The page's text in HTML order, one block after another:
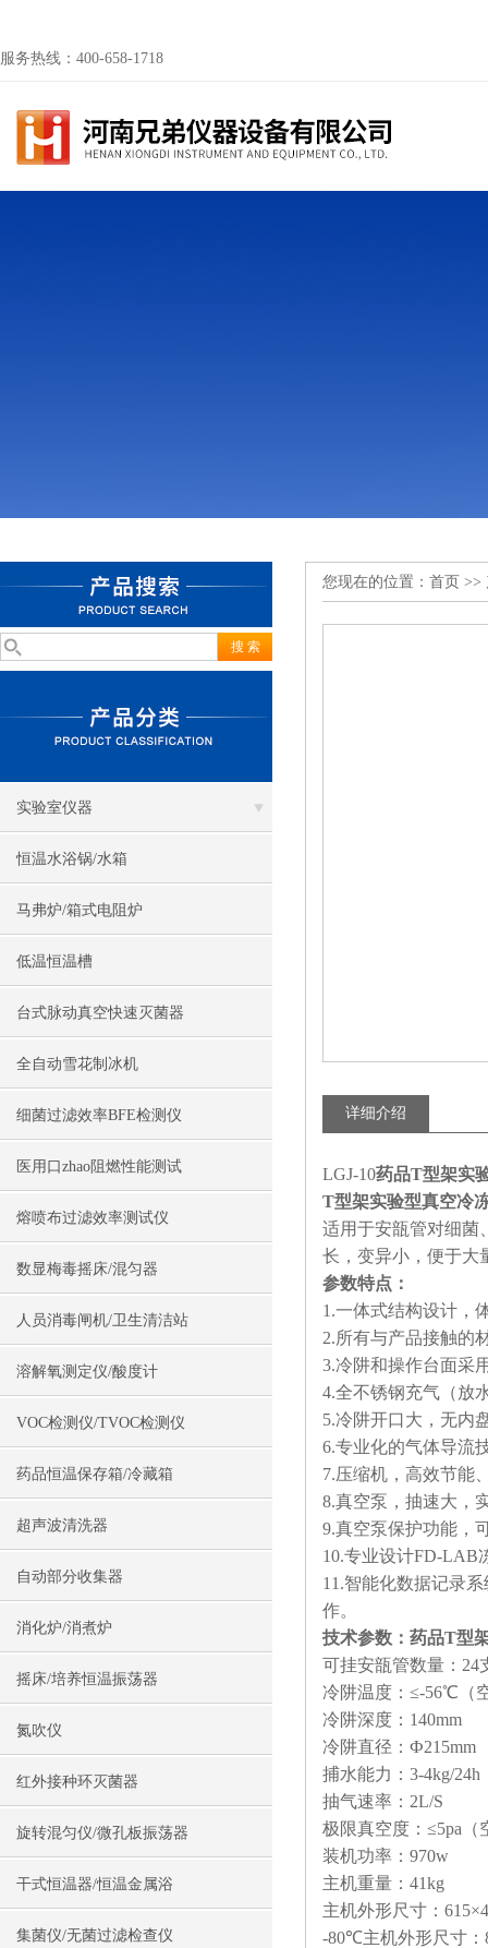
服务热线：400-658-1718
实验室仪器
恒温水浴锅/水箱
马弗炉/箱式电阻炉
低温恒温槽
台式脉动真空快速灭菌器
全自动雪花制冰机
细菌过滤效率BFE检测仪
医用口zhao阻燃性能测试
熔喷布过滤效率测试仪
数显梅毒摇床/混匀器
人员消毒闸机/卫生清洁站
溶解氧测定仪/酸度计
VOC检测仪/TVOC检测仪
药品恒温保存箱/冷藏箱
超声波清洗器
自动部分收集器
消化炉/消煮炉
摇床/培养恒温振荡器
氮吹仪
红外接种环灭菌器
旋转混匀仪/微孔板振荡器
干式恒温器/恒温金属浴
集菌仪/无菌过滤检查仪
您现在的位置： 首页 >>
详细介绍
LGJ-10药品T型架实
T型架实验型真空冷
适用于安瓿管对细菌
长，变异小，便于大
参数特点：
1.一体式结构设计，
2.所有与产品接触的
3.冷阱和操作台面采
4.全不锈钢充气（放
5.冷阱开口大，无内
6.专业化的气体导流
7.压缩机，高效节能
8.真空泵，抽速大，
9.真空泵保护功能，
10.专业设计FD-LAB
11.智能化数据记录
作。
技术参数： 药品T型
可挂安瓿管数量：24
冷阱温度：≤-56℃（
冷阱深度：140mm
冷阱直径：Ф215mm
捕水能力：3-4kg/24h
抽气速率：2L/S
极限真空度：≤5pa（
装机功率：970w
主机重量：41kg
主机外形尺寸：
-80℃主机外形尺寸：